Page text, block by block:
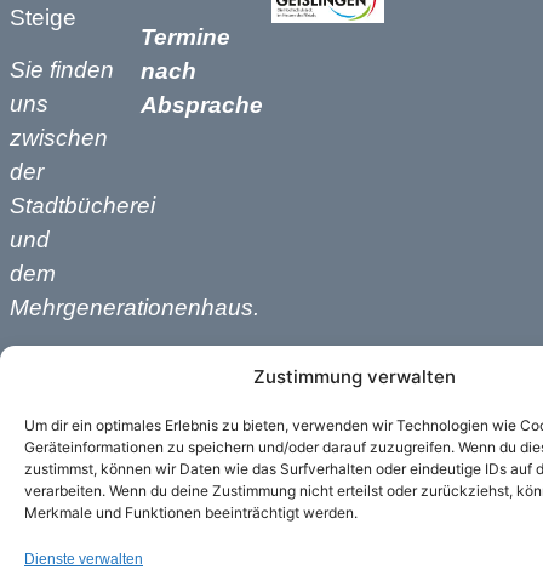
Zustimmung verwalten
Um dir ein optimales Erlebnis zu bieten, verwenden wir Technologien wie
Geräteinformationen zu speichern und/oder darauf zuzugreifen. Wenn du
zustimmst, können wir Daten wie das Surfverhalten oder eindeutige IDs auf
verarbeiten. Wenn du deine Zustimmung nicht erteilst oder zurückziehst,
Merkmale und Funktionen beeinträchtigt werden.
Dienste verwalten
Steige
Sie finden
uns
zwischen
der
Stadtbücherei
und
dem
Mehrgenerationenhaus.
Termine
nach
Absprache